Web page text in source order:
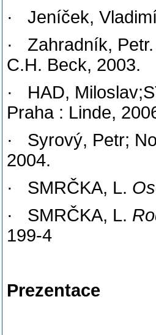
· Jeníček,
· Zahradník, Petr.
C.H. Beck, 2003.
· HAD,
Praha : Linde,
· Syrový, Petr;
2004.
· SMRČKA, L.
· SMRČKA, L.
199-4
Prezentace